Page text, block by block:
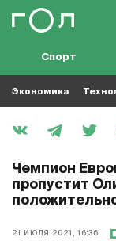
Спорт
Экономика
Чемпион
пропустит
21 ИЮЛЯ 2021, 16:36